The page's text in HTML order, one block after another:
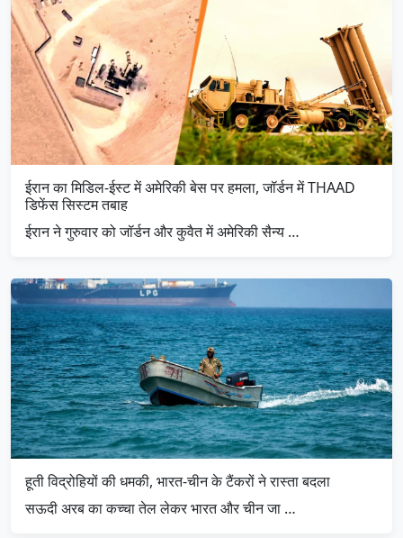
ईरान का मिडिल-ईस्ट में अमेरिकी बेस पर हमला, जॉर्डन में THAAD
डिफेंस सिस्टम तबाह
ईरान ने गुरुवार को जॉर्डन और कुवैत में अमेरिकी सैन्य …
हूती विद्रोहियों की धमकी, भारत-चीन के टैंकरों ने रास्ता बदला
सऊदी अरब का कच्चा तेल लेकर भारत और चीन जा …